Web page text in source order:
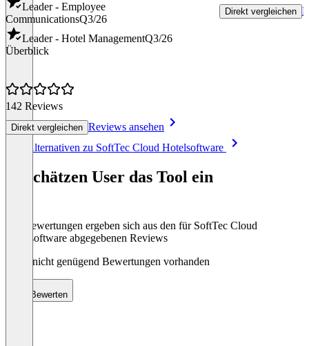
Leader - Employee
CommunicationsQ3/26
Leader - Hotel ManagementQ3/26
Überblick
142 Reviews
Direkt vergleichen Reviews ansehen
Direkt vergleichen
Alle Alternativen zu SoftTec Cloud Hotelsoftware
So schätzen User das Tool ein
Die Bewertungen ergeben sich aus den für SoftTec Cloud
Hotelsoftware abgegebenen Reviews
Noch nicht genügend Bewertungen vorhanden
Bewerten